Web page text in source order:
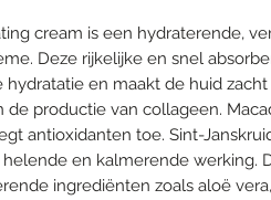
cream is een hydraterende,
Deze rijkelijke en snel
en maakt de huid zacht
de productie van collageen.
antioxidanten toe. Sint-
en kalmerende werking.
ingrediënten zoals aloë